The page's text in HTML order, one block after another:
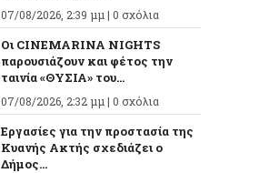
07/08/2026, 2:39 μμ | 0 σχόλια
Οι CINEMARINA NIGHTS
παρουσιάζουν και φέτος την
ταινία «ΘΥΣΙΑ» του...
07/08/2026, 2:32 μμ | 0 σχόλια
Εργασίες για την προστασία της
Κυανής Ακτής σχεδιάζει ο
Δήμος...